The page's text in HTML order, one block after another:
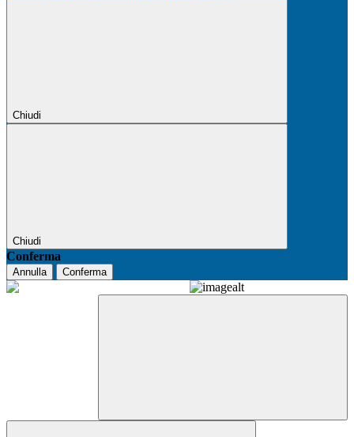
Chiudi
Chiudi
Conferma
Annulla Conferma